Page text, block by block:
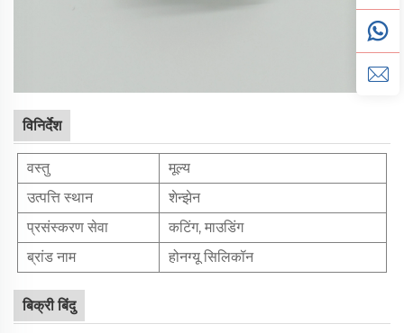
विनिर्देश
वस्तु
मूल्य
उत्पत्ति स्थान
शेन्झेन
प्रसंस्करण सेवा
कटिंग, माउडिंग
ब्रांड नाम
होनग्यू सिलिकॉन
बिक्री बिंदु